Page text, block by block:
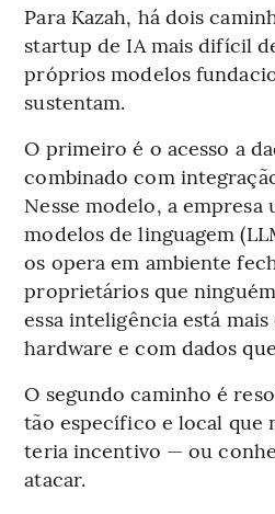
Para Kazah, há dois
startup de IA mais difícil
próprios modelos
sustentam.
O primeiro é o acesso a
combinado com
Nesse modelo, a empresa
modelos de linguagem
os opera em ambiente
proprietários que
essa inteligência está
hardware e com dados
O segundo caminho é
tão específico e local que
teria incentivo — ou
atacar.